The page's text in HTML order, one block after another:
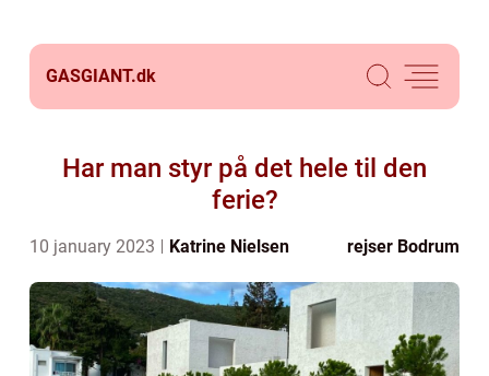
GASGIANT.dk
Har man styr på det hele til den
ferie?
10 january 2023 Katrine Nielsen rejser Bodrum